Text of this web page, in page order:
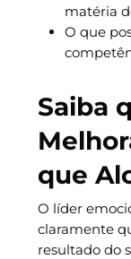
matéria
O que
Saiba
que
O líder
claramente
resultado do